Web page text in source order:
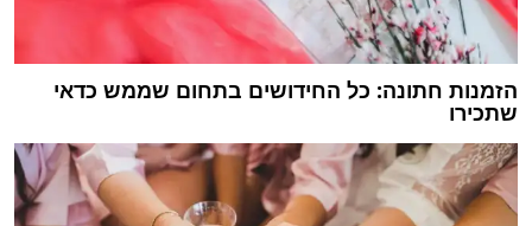
הזמנות חתונה: כל החידושים בתחום שממש כדאי
שתכירו